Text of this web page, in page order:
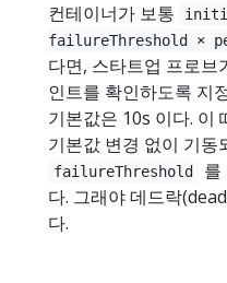
컨테이너가 보통
failureThreshold ×
다면, 스타트업 프로브
인트를 확인하도록 지
기본값은 10s 이다. 이
기본값 변경 없이 기동
failureThreshold
를
다. 그래야 데드락
다.